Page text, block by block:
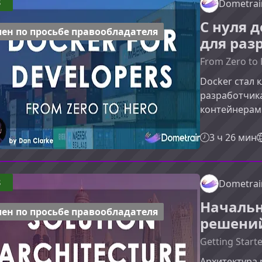
в этом
перейти от
С нуля
для
From Zero to
Docker стал
и повысить
курс
рабочий
охватывает
установки
образов.
3 ч 26 мин
по просьбе правообладателя
Getting
по просьбе правообладателя